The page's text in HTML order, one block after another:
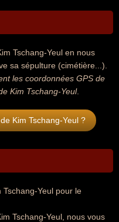
Tschang-Yeul en nous
sa sépulture (cimétière...).
les coordonnées GPS de
Kim Tschang-Yeul.
Kim Tschang-Yeul ?
Yeul pour le
Tschang-Yeul, nous vous